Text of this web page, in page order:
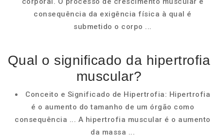
consequência da exigência física à qual é
submetido o corpo ...
Qual o significado da hipertrofia
muscular?
Conceito e Significado de Hipertrofia: Hipertrofia
é o aumento do tamanho de um órgão como
consequência ... A hipertrofia muscular é o aumento
da massa ...